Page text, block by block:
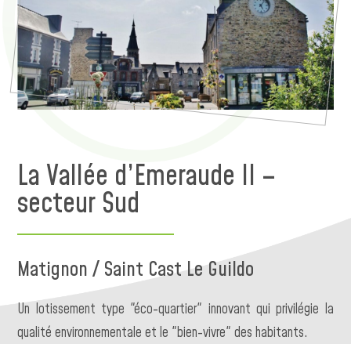
La Vallée d’Emeraude II –
secteur Sud
Matignon / Saint Cast Le Guildo
Un lotissement type "éco-quartier" innovant qui privilégie la
qualité environnementale et le "bien-vivre" des habitants.